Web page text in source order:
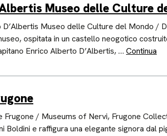
Museo delle Culture
Museo delle Culture del Mondo /
ospitata in un castello neogotico
Enrico Alberto D’Albertis, … Continua
Frugone / Museums of Nervi, Frugone
Boldini e raffigura una elegante signora dal